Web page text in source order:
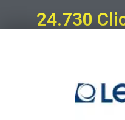
24.730